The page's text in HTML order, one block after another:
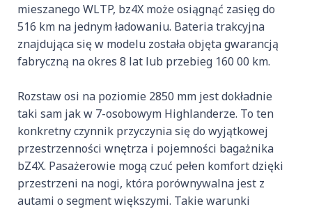
mieszanego WLTP, bz4X może osiągnąć zasięg do
516 km na jednym ładowaniu. Bateria trakcyjna
znajdująca się w modelu została objęta gwarancją
fabryczną na okres 8 lat lub przebieg 160 00 km.
Rozstaw osi na poziomie 2850 mm jest dokładnie
taki sam jak w 7-osobowym Highlanderze. To ten
konkretny czynnik przyczynia się do wyjątkowej
przestrzenności wnętrza i pojemności bagażnika
bZ4X. Pasażerowie mogą czuć pełen komfort dzięki
przestrzeni na nogi, która porównywalna jest z
autami o segment większymi. Takie warunki